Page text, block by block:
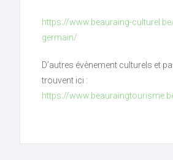
https://www.beauraing-
germain/
D’autres évènement culturels et
trouvent ici :
https://